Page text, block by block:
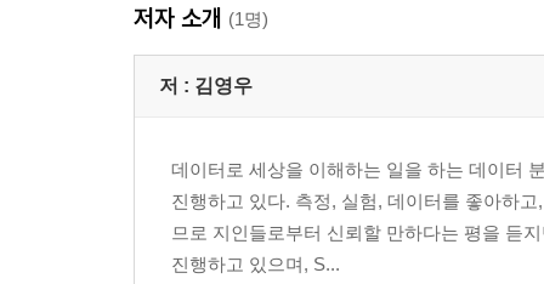
저자 소개 (1명)
저 : 김영우
데이터로 세상을 이해하는 일을 하는 데이터
진행하고 있다. 측정, 실험, 데이터를 좋아하
므로 지인들로부터 신뢰할 만하다는 평을 듣
진행하고 있으며, S...